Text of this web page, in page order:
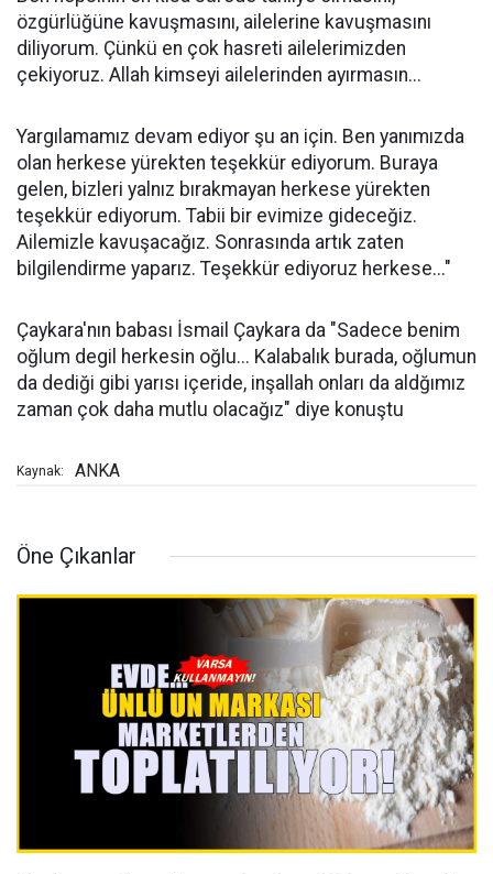
özgürlüğüne kavuşmasını, ailelerine kavuşmasını
diliyorum. Çünkü en çok hasreti ailelerimizden
çekiyoruz. Allah kimseyi ailelerinden ayırmasın...
Yargılamamız devam ediyor şu an için. Ben yanımızda
olan herkese yürekten teşekkür ediyorum. Buraya
gelen, bizleri yalnız bırakmayan herkese yürekten
teşekkür ediyorum. Tabii bir evimize gideceğiz.
Ailemizle kavuşacağız. Sonrasında artık zaten
bilgilendirme yaparız. Teşekkür ediyoruz herkese..."
Çaykara'nın babası İsmail Çaykara da "Sadece benim
oğlum degil herkesin oğlu... Kalabalık burada, oğlumun
da dediği gibi yarısı içeride, inşallah onları da aldğımız
zaman çok daha mutlu olacağız" diye konuştu
Kaynak: ANKA
Öne Çıkanlar